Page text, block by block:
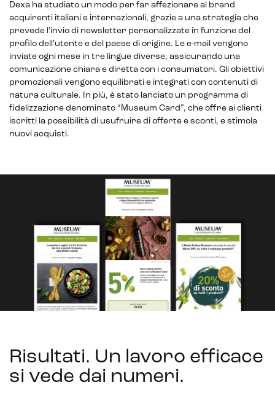
Dexa ha studiato un modo per far affezionare al brand
acquirenti italiani e internazionali, grazie a una strategia che
prevede l’invio di newsletter personalizzate in funzione del
profilo dell’utente e del paese di origine. Le e-mail vengono
inviate ogni mese in tre lingue diverse, assicurando una
comunicazione chiara e diretta con i consumatori. Gli obiettivi
promozionali vengono equilibrati e integrati con contenuti di
natura culturale. In più, è stato lanciato un programma di
fidelizzazione denominato “Museum Card”, che offre ai clienti
iscritti la possibilità di usufruire di offerte e sconti, e stimola
nuovi acquisti.
Risultati. Un lavoro efficace
si vede dai numeri.